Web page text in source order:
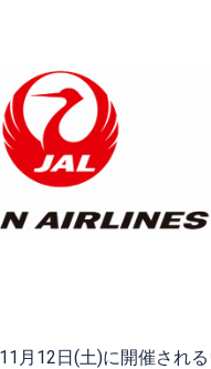
月12日(土)に開催され